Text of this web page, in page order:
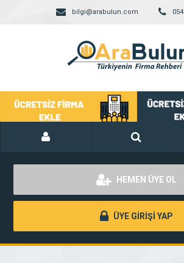
bilgi@arabulun.com
HEMEN ÜYE OL
ÜYE GİRİŞİ YAP